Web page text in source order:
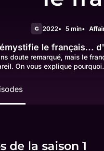
G 2022 5 min
le français...
doute remarqué, mais le
On vous explique pourquoi.
de la saison 1